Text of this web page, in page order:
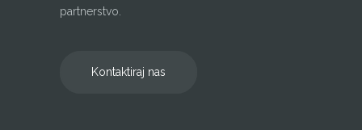
partnerstvo.
Kontaktiraj nas